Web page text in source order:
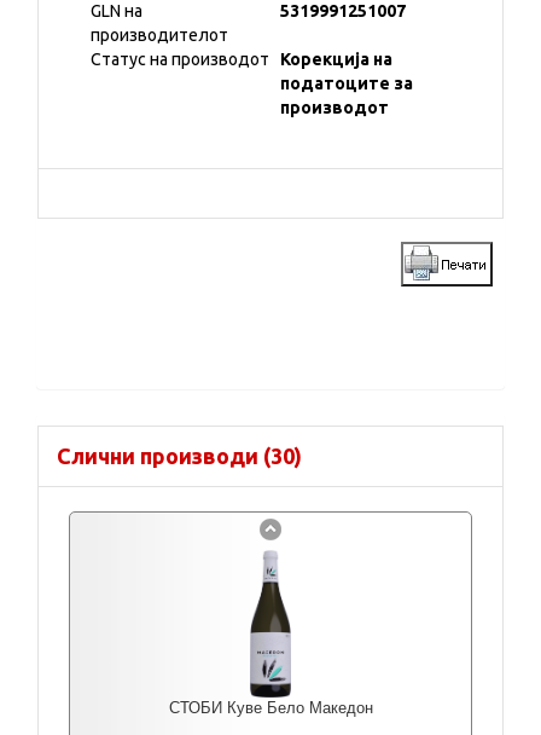
GLN на
производителот
5319991251007
Статус на производот
Корекција на
податоците за
производот
Слични производи (30)
СТОБИ Куве Бело Македон